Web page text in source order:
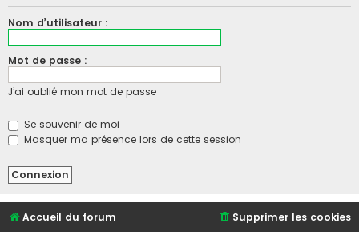
Nom d’utilisateur :
Mot de passe :
J’ai oublié mon mot de passe
Se souvenir de moi
Masquer ma présence lors de cette session
Accueil du forum Supprimer les cookies